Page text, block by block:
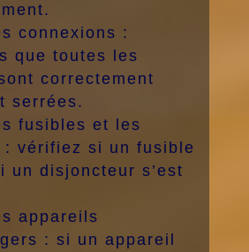
connexions :
que toutes les
correctement
serrées.
fusibles et les
: vérifiez si un fusible
un disjoncteur s’est
appareils
: si un appareil